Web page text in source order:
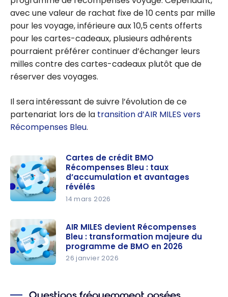
avec une valeur de rachat fixe de 10 cents par mille
pour les voyage, inférieure aux 10,5 cents offerts
pour les cartes-cadeaux, plusieurs adhérents
pourraient préférer continuer d’échanger leurs
milles contre des cartes-cadeaux plutôt que de
réserver des voyages.
Il sera intéressant de suivre l’évolution de ce
partenariat lors de la transition d’AIR MILES vers
Récompenses Bleu.
crédit BMO
Récompen
ses Bleu :
taux
Cartes de crédit BMO
Récompenses Bleu : taux
d’accumulation et avantages
révélés
14 mars 2026
AIR MILES devient Récompenses
Bleu : transformation majeure du
programme de BMO en 2026
26 janvier 2026